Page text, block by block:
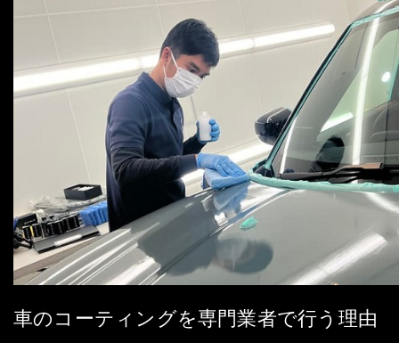
車のコーティングを専門業者で行う理由